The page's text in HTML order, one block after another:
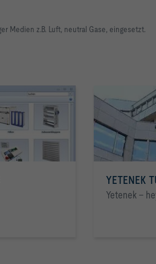
Medien z.B. Luft, neutral Gase, eingesetzt.
YETENEK
Yetenek -